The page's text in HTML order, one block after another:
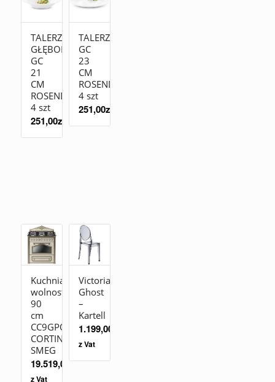
TALERZ
GŁĘBOKI
GC
21
CM
ROSENDAHL
4 szt
251,00zł
TALERZ
GC
23
CM
ROSENDAHL
4 szt
251,00zł
Kuchnia
wolnostojąca
90
cm
CC9GPO
CORTINA
SMEG
19.519,00zł
z Vat
Victoria
Ghost
–
Kartell
1.199,00
z Vat